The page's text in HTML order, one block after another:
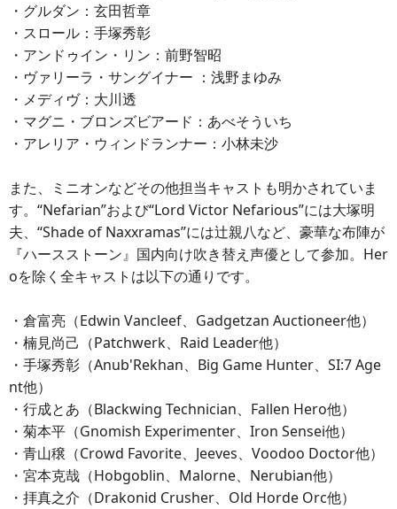
・グルダン：玄田哲章
・スロール：手塚秀彰
・アンドゥイン・リン：前野智昭
・ヴァリーラ・サングイナー ：浅野まゆみ
・メディヴ：大川透
・マグニ・ブロンズビアード：あべそういち
・アレリア・ウィンドランナー：小林未沙
また、ミニオンなどその他担当キャストも明かされていま
す。“Nefarian”および“Lord Victor Nefarious”には大塚明
夫、“Shade of Naxxramas”には辻親八など、豪華な布陣が
『ハースストーン』国内向け吹き替え声優として参加。Her
oを除く全キャストは以下の通りです。
・倉富亮（Edwin Vancleef、Gadgetzan Auctioneer他）
・楠見尚己（Patchwerk、Raid Leader他）
・手塚秀彰（Anub'Rekhan、Big Game Hunter、SI:7 Age
nt他）
・行成とあ（Blackwing Technician、Fallen Hero他）
・菊本平（Gnomish Experimenter、Iron Sensei他）
・青山穣（Crowd Favorite、Jeeves、Voodoo Doctor他）
・宮本克哉（Hobgoblin、Malorne、Nerubian他）
・拝真之介（Drakonid Crusher、Old Horde Orc他）